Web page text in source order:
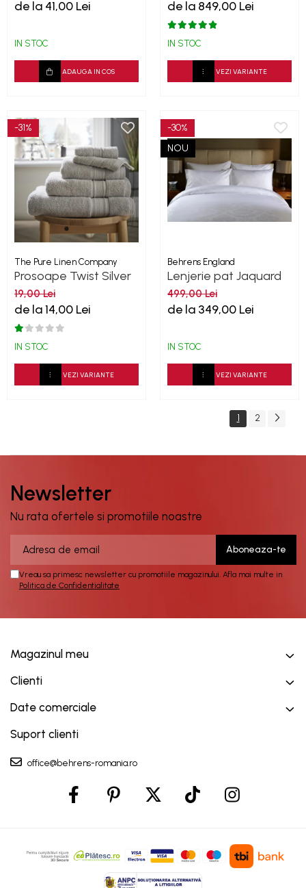
de la 41,00 Lei
IN STOC
ADAUGA IN COS
de la 849,00 Lei
IN STOC
VEZI VARIANTE
-31%
The Pure Linen Company
Prosoape Twist Silver
500GSM
19,00 Lei
de la 14,00 Lei
IN STOC
VEZI VARIANTE
-30%
NOU
Behrens England
Lenjerie pat Jaquard
bumbac 400TC
Damask - Alb
499,00 Lei
de la 349,00 Lei
IN STOC
VEZI VARIANTE
1 2
Newsletter
Nu rata ofertele si promotiile noastre
Vreau sa primesc newsletter cu promotiile magazinului. Afla mai multe in
Politica de Confidentialitate
Magazinul meu
Clienti
Date comerciale
Suport clienti
office@behrens-romania.ro